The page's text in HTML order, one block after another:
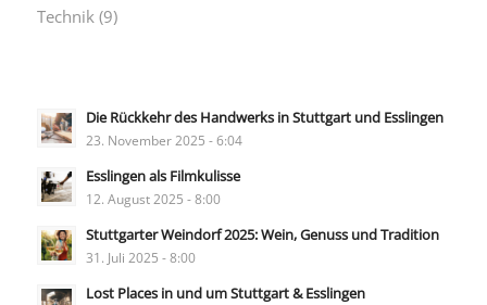
Technik(9)
Die Rückkehr des Handwerks in Stuttgart und Esslingen
23. November 2025 - 6:04
Esslingen als Filmkulisse
12. August 2025 - 8:00
Stuttgarter Weindorf 2025: Wein, Genuss und Tradition
31. Juli 2025 - 8:00
Lost Places in und um Stuttgart & Esslingen